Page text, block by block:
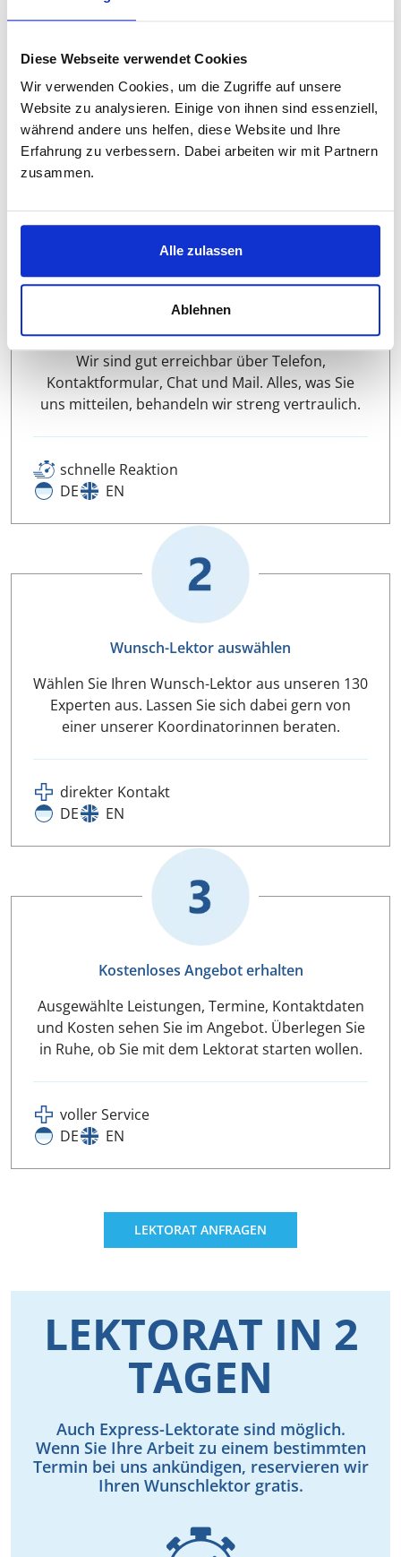
Diese Webseite verwendet Cookies
Wir verwenden Cookies, um die Zugriffe auf unsere
Website zu analysieren. Einige von ihnen sind essenziell,
während andere uns helfen, diese Website und Ihre
Erfahrung zu verbessern. Dabei arbeiten wir mit Partnern
zusammen.
Alle zulassen
Ablehnen
● Über Studi-Lektor
Wir unterstützen Studierende seit 1972. Gegründet
wurden wir als Verein für Studentenhilfe. Unser Ziel ist
es, den Nachwuchs zu fördern und Studierende dabei
zu unterstützen, gute Noten zu schreiben.
Wir sind gut erreichbar über Telefon,
Kontaktformular, Chat und Mail. Alles, was Sie
uns mitteilen, behandeln wir streng vertraulich.
schnelle Reaktion
DE
EN
Wunsch-Lektor auswählen
Wählen Sie Ihren Wunsch-Lektor aus unseren 130
Experten aus. Lassen Sie sich dabei gern von
einer unserer Koordinatorinnen beraten.
direkter Kontakt
DE
EN
Kostenloses Angebot erhalten
Ausgewählte Leistungen, Termine, Kontaktdaten
und Kosten sehen Sie im Angebot. Überlegen Sie
in Ruhe, ob Sie mit dem Lektorat starten wollen.
voller Service
DE
EN
LEKTORAT ANFRAGEN
LEKTORAT IN 2
TAGEN
Auch Express-Lektorate sind möglich.
Wenn Sie Ihre Arbeit zu einem bestimmten
Termin bei uns ankündigen, reservieren wir
Ihren Wunschlektor gratis.